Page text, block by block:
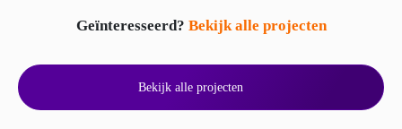
Geïnteresseerd? Bekijk alle projecten
Bekijk alle projecten